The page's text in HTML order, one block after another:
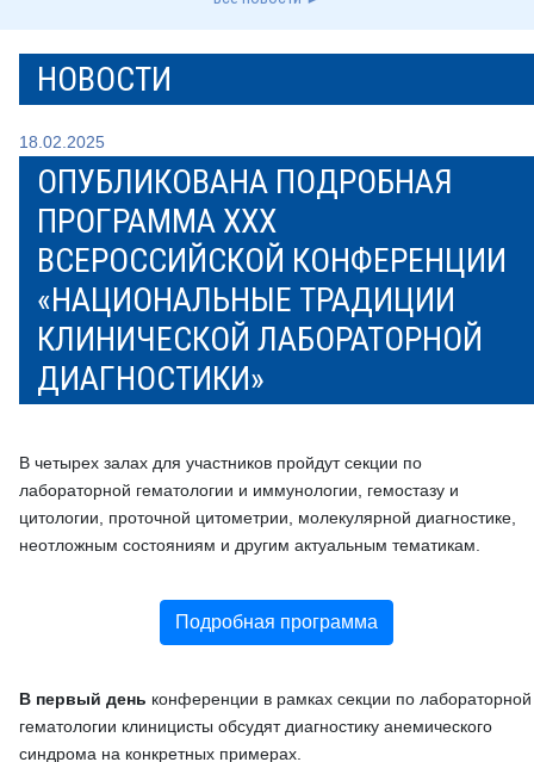
НОВОСТИ
18.02.2025
ОПУБЛИКОВАНА ПОДРОБНАЯ
ПРОГРАММА XXX
ВСЕРОССИЙСКОЙ КОНФЕРЕНЦИИ
«НАЦИОНАЛЬНЫЕ ТРАДИЦИИ
КЛИНИЧЕСКОЙ ЛАБОРАТОРНОЙ
ДИАГНОСТИКИ»
В четырех залах для участников пройдут секции по
лабораторной гематологии и иммунологии, гемостазу и
цитологии, проточной цитометрии, молекулярной диагностике,
неотложным состояниям и другим актуальным тематикам.
Подробная программа
В первый день конференции в рамках секции по лабораторной
гематологии клиницисты обсудят диагностику анемического
синдрома на конкретных примерах.